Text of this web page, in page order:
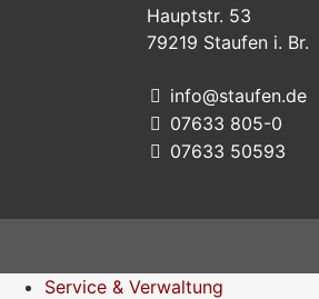
Hauptstr. 53
79219 Staufen i. Br.
info@staufen.de
07633 805-0
07633 50593
Service & Verwaltung